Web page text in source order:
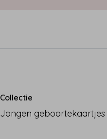
Collectie
Jongen geboortekaartjes